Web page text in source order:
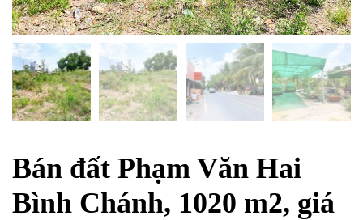
Bán đất Phạm Văn Hai
Bình Chánh, 1020 m2, giá